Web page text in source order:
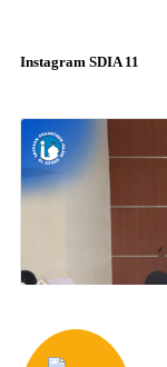
Instagram SDIA 11